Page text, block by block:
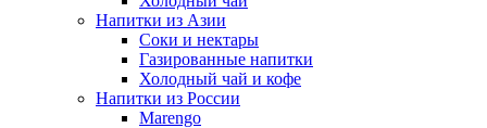
Напитки из Азии
Соки и нектары
Газированные напитки
Холодный чай и кофе
Напитки из России
Marengo